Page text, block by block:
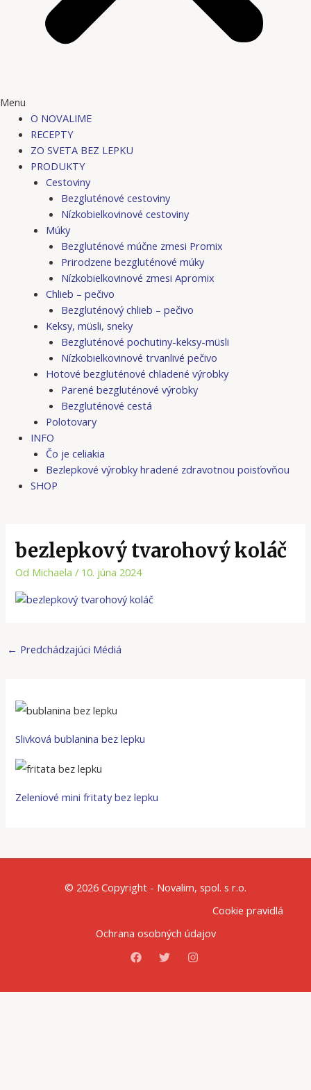
Menu
O NOVALIME
RECEPTY
ZO SVETA BEZ LEPKU
PRODUKTY
Cestoviny
Bezgluténové cestoviny
Nízkobielkovinové cestoviny
Múky
Bezgluténové múčne zmesi Promix
Prirodzene bezgluténové múky
Nízkobielkovinové zmesi Apromix
Chlieb – pečivo
Bezgluténový chlieb – pečivo
Keksy, müsli, sneky
Bezgluténové pochutiny-keksy-müsli
Nízkobielkovinové trvanlivé pečivo
Hotové bezgluténové chladené výrobky
Parené bezgluténové výrobky
Bezgluténové cestá
Polotovary
INFO
Čo je celiakia
Bezlepkové výrobky hradené zdravotnou poisťovňou
SHOP
bezlepkový tvarohový koláč
Od Michaela/ 10. júna 2024
← Predchádzajúci Médiá
Slivková bublanina bez lepku
Zeleniové mini fritaty bez lepku
© 2026 Copyright - Novalim, spol. s r.o.
Cookie pravidlá
Ochrana osobných údajov